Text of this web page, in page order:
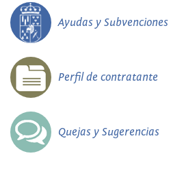
Ayudas y Subvenciones
Perfil de contratante
Quejas y Sugerencias